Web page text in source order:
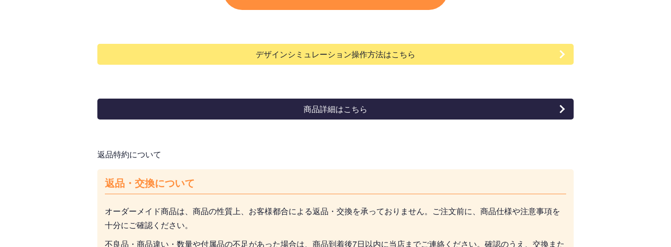
デザインシミュレーション操作方法はこちら
商品詳細はこちら
返品特約について
返品・交換について
オーダーメイド商品は、商品の性質上、お客様都合による返品・交換を承っておりません。ご注文前に、商品仕様や注意事項を
十分にご確認ください。
不良品・商品違い・数量や付属品の不足があった場合は、商品到着後7日以内に当店までご連絡ください。確認のうえ、交換また